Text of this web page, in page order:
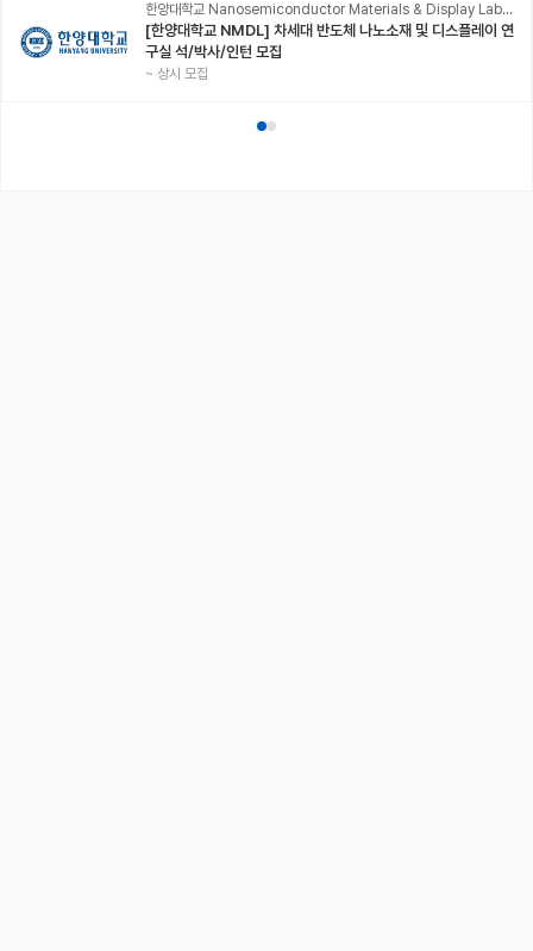
한양대학교 Nanosemiconductor Materials & Display Laboratory
[한양대학교 NMDL] 차세대 반도체 나노소재 및 디스플레이 연
구실 석/박사/인턴 모집
~ 상시 모집